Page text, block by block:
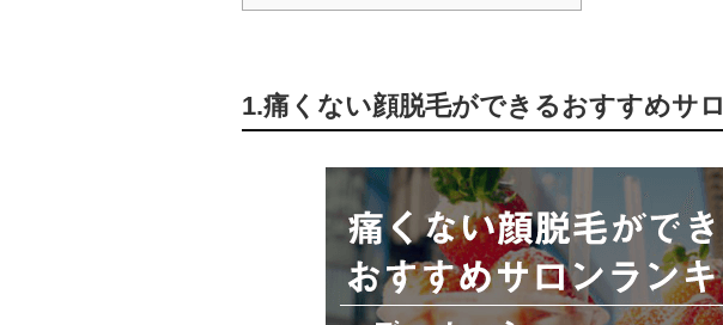
1.痛くない顔脱毛ができるおすすめサ